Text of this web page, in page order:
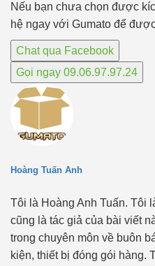
Nếu bạn chưa chọn được
hệ ngay với Gumato để
Chat qua Facebook
Gọi ngay 09.06.97.97.24
Hoàng Tuấn Anh
Tôi là Hoàng Anh Tuấn. Tôi
cũng là tác giả của bài viết
trong chuyên môn về buôn
kiện, thiết bị đóng gói hàng.